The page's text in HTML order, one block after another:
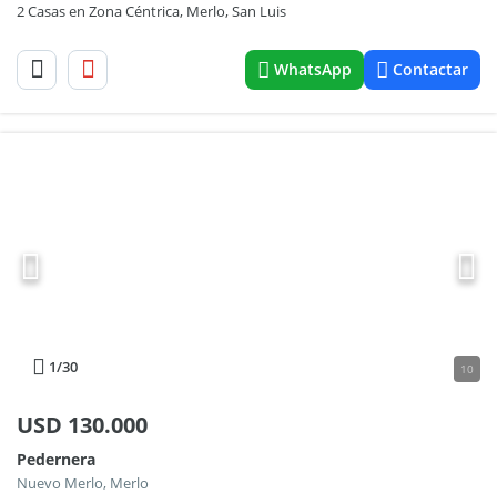
2 Casas en Zona Céntrica, Merlo, San Luis
WhatsApp Contactar
1/30 10
USD 130.000
Pedernera
Nuevo Merlo, Merlo